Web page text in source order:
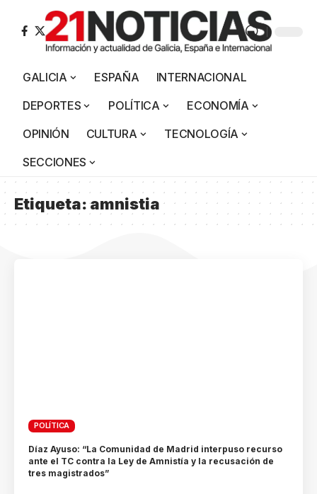
GALICIA ESPAÑA
INTERNACIONAL
DEPORTES
POLÍTICA
ECONOMÍA
OPINIÓN
CULTURA
TECNOLOGÍA
SECCIONES
Etiqueta:amnistia
POLÍTICA
Díaz Ayuso: “La Comunidad de Madrid interpuso recurso
ante el TC contra la Ley de Amnistía y la recusación de
tres magistrados”